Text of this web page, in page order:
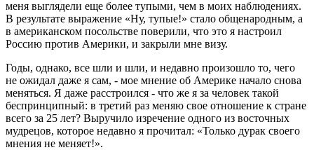
меня выглядели еще более тупыми, чем в моих наблюдениях.
В результате выражение «Ну, тупые!» стало общенародным, а
в американском посольстве поверили, что это я настроил
Россию против Америки, и закрыли мне визу.
Годы, однако, все шли и шли, и недавно произошло то, чего
не ожидал даже я сам, - мое мнение об Америке начало снова
меняться. Я даже расстроился - что же я за человек такой
беспринципный: в третий раз меняю свое отношение к стране
всего за 25 лет? Выручило изречение одного из восточных
мудрецов, которое недавно я прочитал: «Только дурак своего
мнения не меняет!».